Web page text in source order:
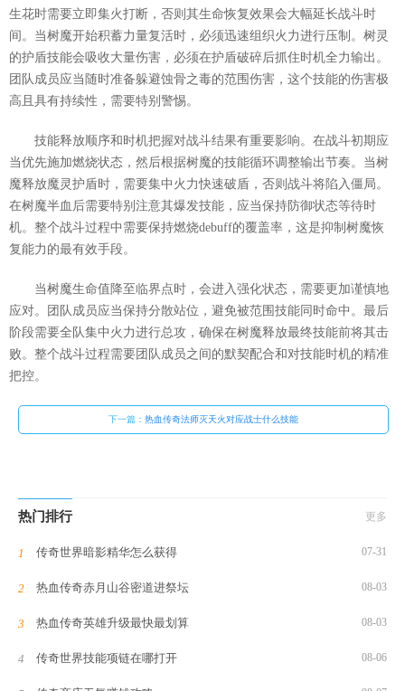
生花时需要立即集火打断，否则其生命恢复效果会大幅延长战斗时
间。当树魔开始积蓄力量复活时，必须迅速组织火力进行压制。树灵
的护盾技能会吸收大量伤害，必须在护盾破碎后抓住时机全力输出。
团队成员应当随时准备躲避蚀骨之毒的范围伤害，这个技能的伤害极
高且具有持续性，需要特别警惕。
技能释放顺序和时机把握对战斗结果有重要影响。在战斗初期应
当优先施加燃烧状态，然后根据树魔的技能循环调整输出节奏。当树
魔释放魔灵护盾时，需要集中火力快速破盾，否则战斗将陷入僵局。
在树魔半血后需要特别注意其爆发技能，应当保持防御状态等待时
机。整个战斗过程中需要保持燃烧debuff的覆盖率，这是抑制树魔恢
复能力的最有效手段。
当树魔生命值降至临界点时，会进入强化状态，需要更加谨慎地
应对。团队成员应当保持分散站位，避免被范围技能同时命中。最后
阶段需要全队集中火力进行总攻，确保在树魔释放最终技能前将其击
败。整个战斗过程需要团队成员之间的默契配合和对技能时机的精准
把控。
下一篇： 热血传奇法师灭天火对应战士什么技能
热门排行 更多
传奇世界暗影精华怎么获得 07-31
热血传奇赤月山谷密道进祭坛 08-03
热血传奇英雄升级最快最划算 08-03
传奇世界技能项链在哪打开 08-06